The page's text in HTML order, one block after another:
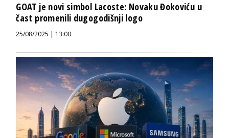
GOAT je novi simbol Lacoste: Novaku Đokoviću u
čast promenili dugogodišnji logo
25/08/2025 | 13:00